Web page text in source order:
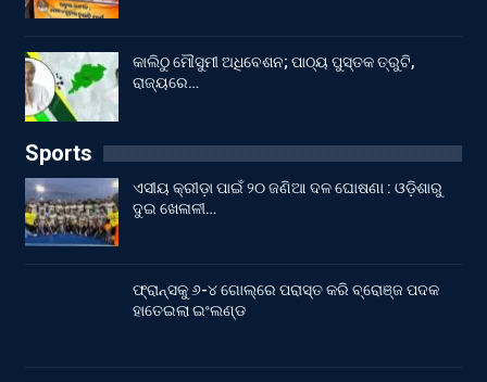
କାଲିଠୁ ମୌସୁମୀ ଅଧିବେଶନ; ପାଠ୍ୟ ପୁସ୍ତକ ତ୍ରୁଟି,
ରାଜ୍ୟରେ…
Sports
ଏସୀୟ କ୍ରୀଡ଼ା ପାଇଁ ୨୦ ଜଣିଆ ଦଳ ଘୋଷଣା : ଓଡ଼ିଶାରୁ
ଦୁଇ ଖେଳାଳୀ…
ଫ୍ରାନ୍ସକୁ ୬-୪ ଗୋଲ୍‌ରେ ପରାସ୍ତ କରି ବ୍ରୋଞ୍ଜ ପଦକ
ହାତେଇଲା ଇଂଲଣ୍ଡ